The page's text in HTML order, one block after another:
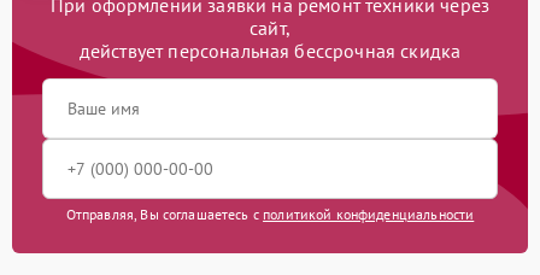
При оформлении заявки на ремонт техники через
сайт,
действует персональная бессрочная скидка
Отправляя, Вы соглашаетесь с политикой конфиденциальности